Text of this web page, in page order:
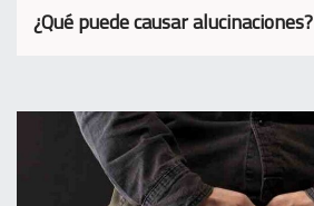
¿Qué puede causar alucinaciones?